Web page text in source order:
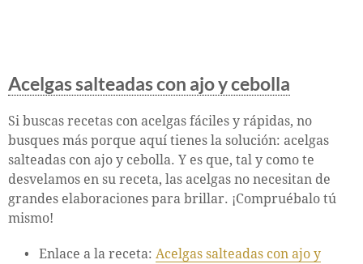
Acelgas salteadas con ajo y cebolla
Si buscas recetas con acelgas fáciles y rápidas, no
busques más porque aquí tienes la solución: acelgas
salteadas con ajo y cebolla. Y es que, tal y como te
desvelamos en su receta, las acelgas no necesitan de
grandes elaboraciones para brillar. ¡Compruébalo tú
mismo!
Enlace a la receta: Acelgas salteadas con ajo y